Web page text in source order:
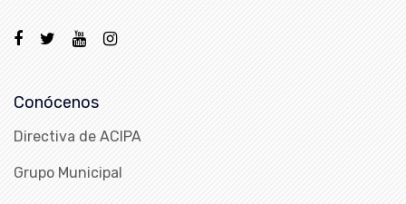
Conócenos
Directiva de ACIPA
Grupo Municipal